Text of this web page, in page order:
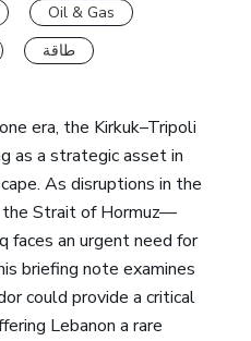
Oil & Gas
طاقة
era, the Kirkuk–Tripoli
as a strategic asset in
As disruptions in the
Strait of Hormuz—
faces an urgent need for
briefing note examines
could provide a critical
Lebanon a rare